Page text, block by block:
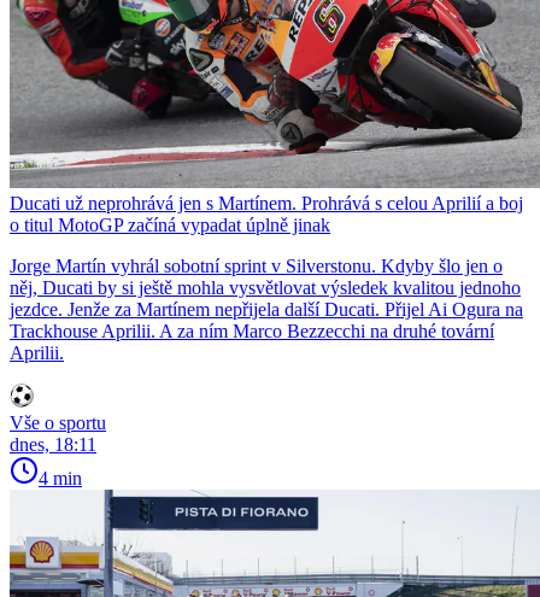
Ducati už neprohrává jen s Martínem. Prohrává s celou Aprilií a boj
o titul MotoGP začíná vypadat úplně jinak
Jorge Martín vyhrál sobotní sprint v Silverstonu. Kdyby šlo jen o
něj, Ducati by si ještě mohla vysvětlovat výsledek kvalitou jednoho
jezdce. Jenže za Martínem nepřijela další Ducati. Přijel Ai Ogura na
Trackhouse Aprilii. A za ním Marco Bezzecchi na druhé tovární
Aprilii.
Vše o sportu
dnes, 18:11
4 min